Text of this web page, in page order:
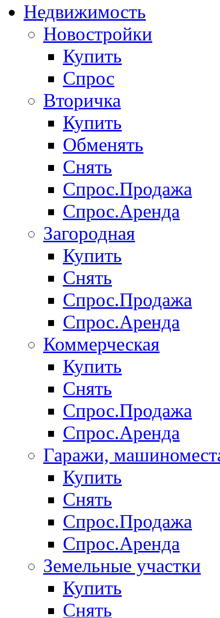
Недвижимость
Новостройки
Купить
Спрос
Вторичка
Купить
Обменять
Снять
Спрос.Продажа
Спрос.Аренда
Загородная
Купить
Снять
Спрос.Продажа
Спрос.Аренда
Коммерческая
Купить
Снять
Спрос.Продажа
Спрос.Аренда
Гаражи,
Купить
Снять
Спрос.Продажа
Спрос.Аренда
Земельные участки
Купить
Снять